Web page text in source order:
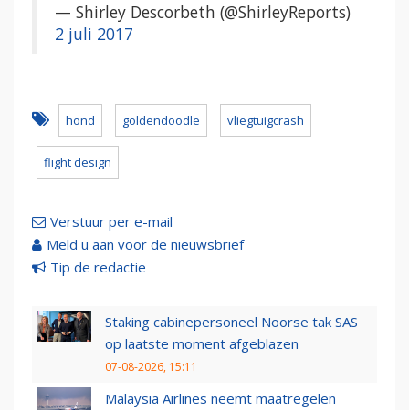
— Shirley Descorbeth (@ShirleyReports)
2 juli 2017
hond goldendoodle vliegtuigcrash
flight design
Verstuur per e-mail
Meld u aan voor de nieuwsbrief
Tip de redactie
Staking cabinepersoneel Noorse tak SAS
op laatste moment afgeblazen
07-08-2026, 15:11
Malaysia Airlines neemt maatregelen